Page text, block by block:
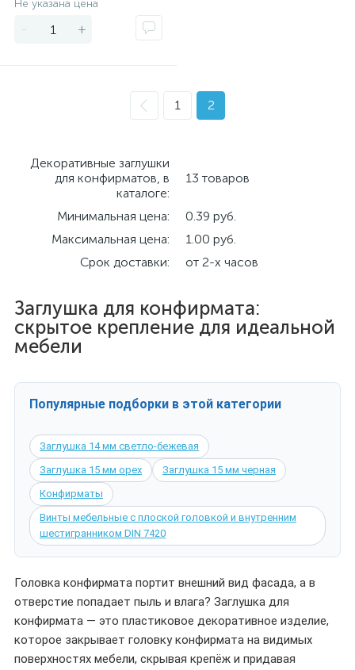
Не указана цена
- +
1 2
Декоративные заглушки
для конфирматов, в
каталоге:
13 товаров
Минимальная цена:
0.39 руб.
Максимальная цена:
1.00 руб.
Срок доставки:
от 2-х часов
Заглушка для конфирмата:
скрытое крепление для идеальной
мебели
Популярные подборки в этой категории
Заглушка 14 мм светло-бежевая
Заглушка 15 мм орех
Заглушка 15 мм черная
Конфирматы
Винты мебельные с плоской головкой и внутренним
шестигранником DIN 7420
Головка конфирмата портит внешний вид фасада, а в
отверстие попадает пыль и влага? Заглушка для
конфирмата — это пластиковое декоративное изделие,
которое закрывает головку конфирмата на видимых
поверхностях мебели, скрывая крепёж и придавая